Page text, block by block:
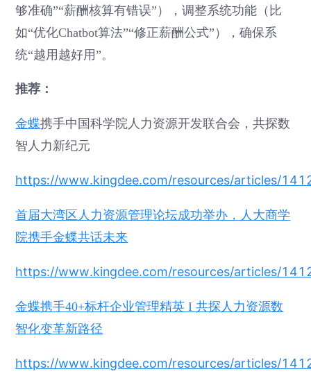
够准确”“薪酬核算有错误”），调整系统功能（比
如“优化Chatbot算法”“修正薪酬公式”），确保系
统“越用越好用”。
推荐：
金蝶携手中国科学院人力资源开发联合会，共探数
智人力新纪元
https://www.kingdee.com/resources/articles/
首届大湾区人力资源管理论坛成功举办，人大商学
院携手金蝶共话未来
https://www.kingdee.com/resources/articles/
金蝶携手40+标杆企业管理精英 I 共探人力资源数
智化变革新路径
https://www.kingdee.com/resources/articles/